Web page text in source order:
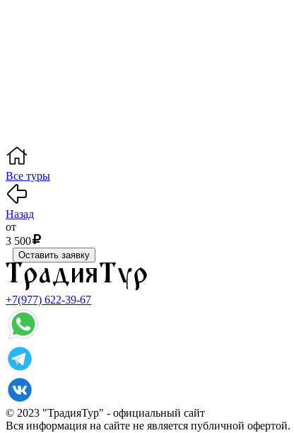
Все туры
Назад
от
3 500
Оставить заявку
+7(977) 622-39-67
© 2023 "ТрадияТур" - официальный сайт
Вся информация на сайте не является публичной офертой.